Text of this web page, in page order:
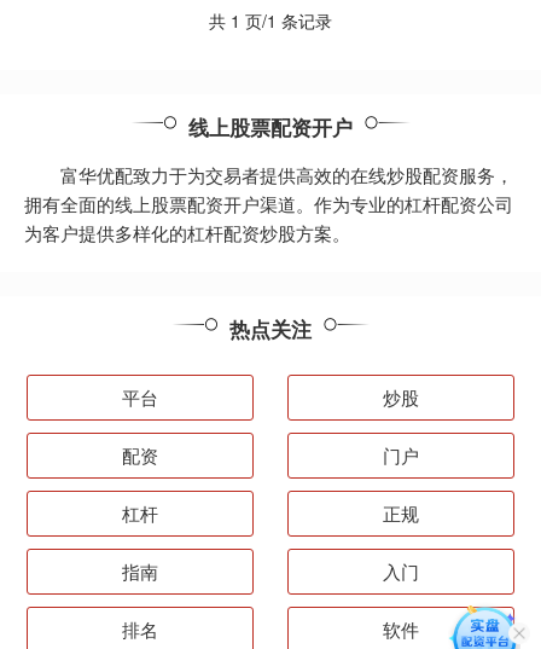
共 1 页/1 条记录
线上股票配资开户
富华优配致力于为交易者提供高效的在线炒股配资服务，
拥有全面的线上股票配资开户渠道。作为专业的杠杆配资公司
为客户提供多样化的杠杆配资炒股方案。
热点关注
平台 炒股
配资 门户
杠杆 正规
指南 入门
排名 软件